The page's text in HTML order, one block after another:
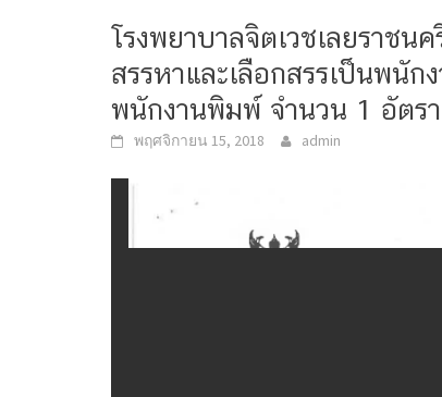
โรงพยาบาลจิตเวชเลยราชน
สรรหาและเลือกสรรเป็นพนั
พนักงานพิมพ์ จำนวน 1 อัตรา
พฤศจิกายน 15, 2018 admin